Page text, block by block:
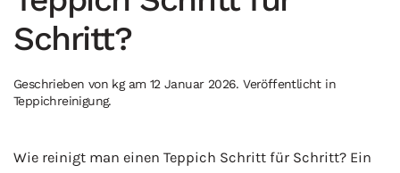
Schritt?
Geschrieben von kgam 12 Januar 2026. Veröffentlicht in
Teppichreinigung.
Wie reinigt man einen Teppich Schritt für Schritt? Ein